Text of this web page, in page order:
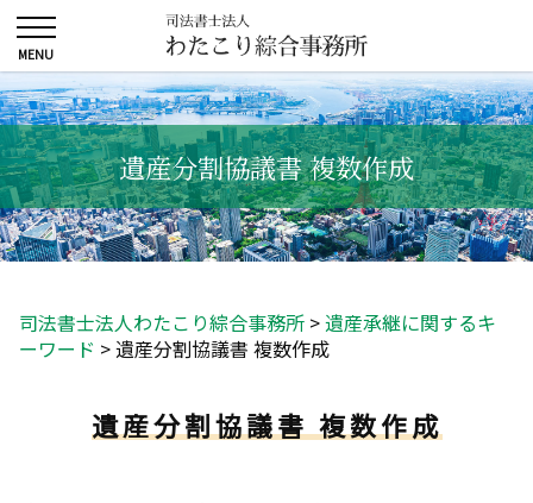
遺産分割協議書 複数作成
司法書士法人わたこり綜合事務所 >遺産承継に関するキ
ーワード >遺産分割協議書 複数作成
遺産分割協議書 複数作成